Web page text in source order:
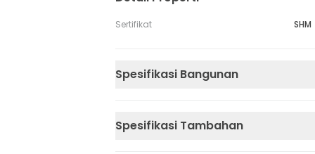
Sertifikat SHM
Spesifikasi Bangunan
Spesifikasi Tambahan